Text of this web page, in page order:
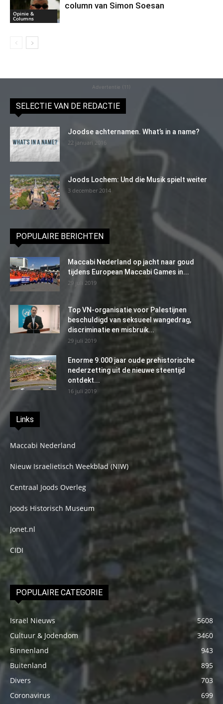
Opinie &
Columns
column van Simon Soesan
Advertentie (11)
SELECTIE VAN DE REDACTIE
Joodse achternamen. What’s in a name?
22 januari 2016
Joods Lochem: Und die Musik spielt weiter
3 december 2014
POPULAIRE BERICHTEN
Maccabi Nederland op jacht naar goud
tijdens European Maccabi Games in...
29 juli 2019
Top VN-organisatie voor Palestijnen
beschuldigd van seksueel wangedrag,
discriminatie en misbruik...
29 juli 2019
Enorme 9.000 jaar oude prehistorische
nederzetting uit de nieuwe steentijd
ontdekt...
16 juli 2019
Links
Maccabi Nederland
Nieuw Israelietisch Weekblad (NIW)
Centraal Joods Overleg
Joods Historisch Museum
Jonet.nl
CIDI
POPULAIRE CATEGORIE
Israël Nieuws
5608
Cultuur & Jodendom
3460
Binnenland
943
Buitenland
895
Divers
703
Coronavirus
699